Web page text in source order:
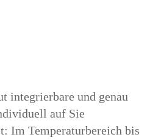
integrierbare und genau
auf Sie
Im Temperaturbereich bis